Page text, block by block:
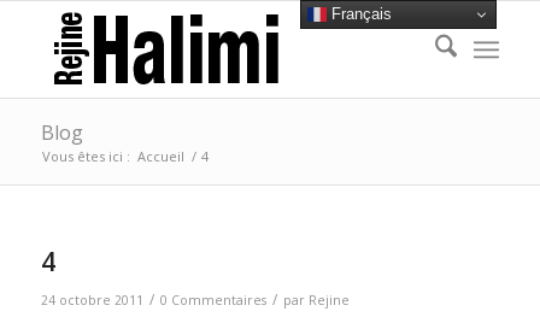
Blog
Vous êtes ici : Accueil / 4
4
24 octobre 2011 / 0 Commentaires / par Rejine
Français